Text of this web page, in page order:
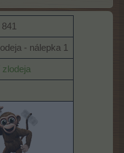
841​
- nálepka 1